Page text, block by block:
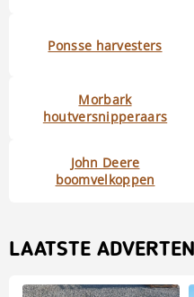
Ponsse harvesters
Morbark
houtversnipperaars
John Deere
boomvelkoppen
LAATSTE